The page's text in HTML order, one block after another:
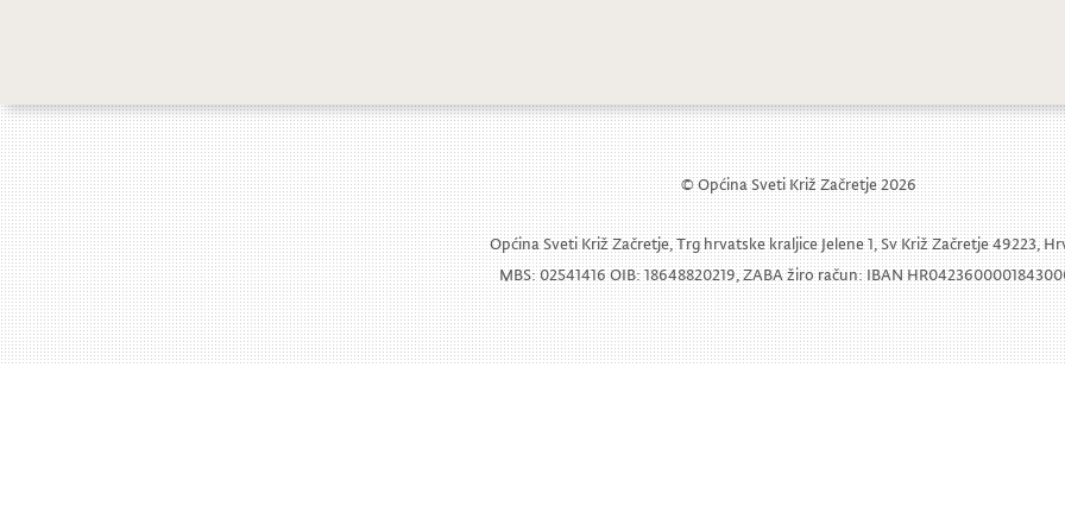
© Općina Sveti Križ Začretje 2026
Općina Sveti Križ Začretje, Trg hrvatske kraljice Jelene 1, Sv Križ Začretje 49223,
MBS: 02541416 OIB: 18648820219, ZABA žiro račun: IBAN